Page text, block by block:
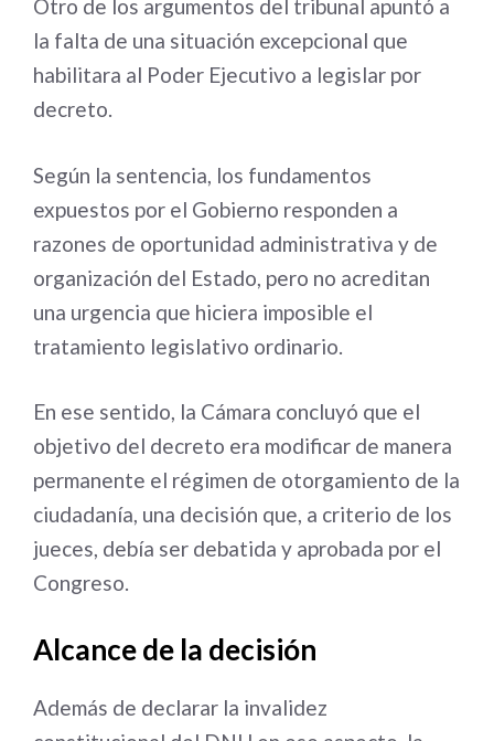
Otro de los argumentos del tribunal apuntó a
la falta de una situación excepcional que
habilitara al Poder Ejecutivo a legislar por
decreto.
Según la sentencia, los fundamentos
expuestos por el Gobierno responden a
razones de oportunidad administrativa y de
organización del Estado, pero no acreditan
una urgencia que hiciera imposible el
tratamiento legislativo ordinario.
En ese sentido, la Cámara concluyó que el
objetivo del decreto era modificar de manera
permanente el régimen de otorgamiento de la
ciudadanía, una decisión que, a criterio de los
jueces, debía ser debatida y aprobada por el
Congreso.
Alcance de la decisión
Además de declarar la invalidez